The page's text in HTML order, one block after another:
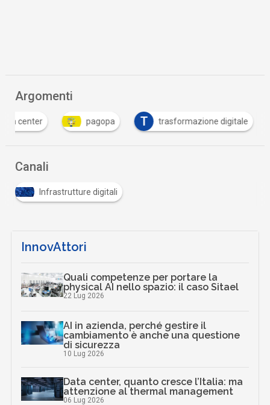
Argomenti
center pagopa T trasformazione digitale
Canali
Infrastrutture digitali
InnovAttori
Quali competenze per portare la
physical AI nello spazio: il caso Sitael
22 Lug 2026
AI in azienda, perché gestire il
cambiamento è anche una questione
di sicurezza
10 Lug 2026
Data center, quanto cresce l’Italia: ma
attenzione al thermal management
06 Lug 2026